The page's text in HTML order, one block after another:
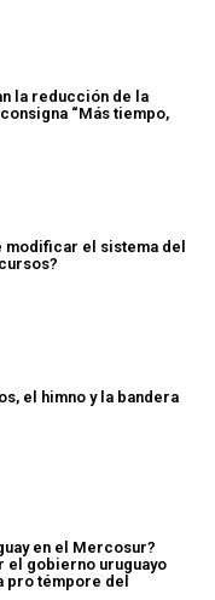
la reducción de la
“Más tiempo,
modificar el sistema del
el himno y la bandera
en el Mercosur?
el gobierno uruguayo
pro témpore del